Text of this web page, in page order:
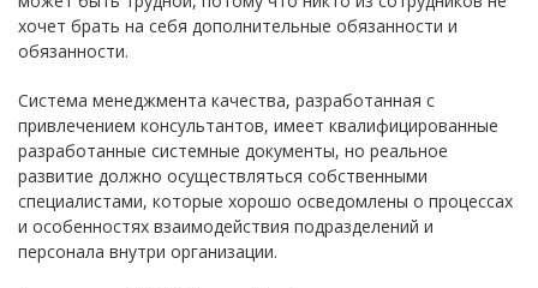
хочет брать на себя дополнительные обязанности и
обязанности.
Система менеджмента качества, разработанная с
привлечением консультантов, имеет квалифицированные
разработанные системные документы, но реальное
развитие должно осуществляться собственными
специалистами, которые хорошо осведомлены о процессах
и особенностях взаимодействия подразделений и
персонала внутри организации.